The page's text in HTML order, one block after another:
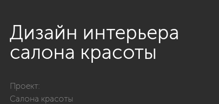
Дизайн интерьера
салона красоты
Проект:
Салона красоты